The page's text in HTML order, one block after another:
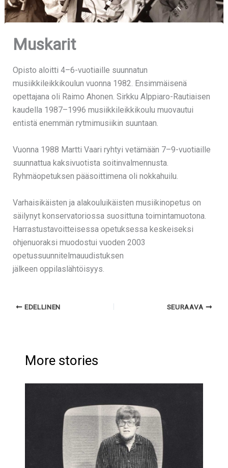
Muskarit
Opisto aloitti 4–6-vuotiaille suunnatun
musiikkileikkikoulun vuonna 1982. Ensimmäisenä
opettajana oli Raimo Ahonen. Sirkku Alppiaro-Rautiaisen
kaudella 1987–1996 musiikkileikkikoulu muovautui
entistä enemmän rytmimusiikin suuntaan.
Vuonna 1988 Martti Vaari ryhtyi vetämään 7–9-vuotiaille
suunnattua kaksivuotista soitinvalmennusta.
Ryhmäopetuksen pääsoittimena oli nokkahuilu.
Varhaisikäisten ja alakouluikäisten musiikinopetus on
säilynyt konservatoriossa suosittuna toimintamuotona.
Harrastustavoitteisessa opetuksessa keskeiseksi
ohjenuoraksi muodostui vuoden 2003
opetussuunnitelmauudistuksen
jälkeen oppilaslähtöisyys.
EDELLINEN SEURAAVA
More stories